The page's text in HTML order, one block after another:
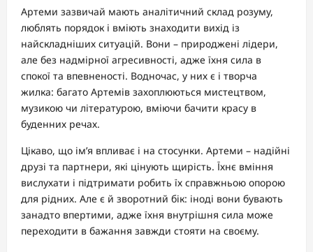
Артеми зазвичай мають аналітичний склад розуму,
люблять порядок і вміють знаходити вихід із
найскладніших ситуацій. Вони – природжені лідери,
але без надмірної агресивності, адже їхня сила в
спокої та впевненості. Водночас, у них є і творча
жилка: багато Артемів захоплюються мистецтвом,
музикою чи літературою, вміючи бачити красу в
буденних речах.
Цікаво, що ім’я впливає і на стосунки. Артеми – надійні
друзі та партнери, які цінують щирість. Їхнє вміння
вислухати і підтримати робить їх справжньою опорою
для рідних. Але є й зворотний бік: іноді вони бувають
занадто впертими, адже їхня внутрішня сила може
переходити в бажання завжди стояти на своєму.